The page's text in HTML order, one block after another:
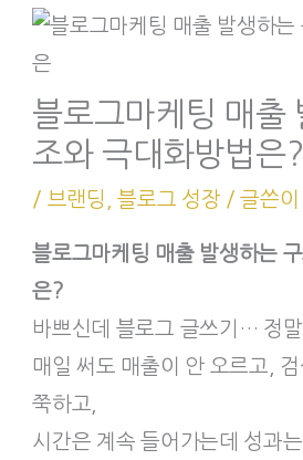
블로그마케팅 매출
조와 극대화방법은?
/ 브랜딩 ,블로그 성장 / 글쓴
블로그마케팅 매출 발생하는
은?
바쁘신데 블로그 글쓰기… 정말
매일 써도 매출이 안 오르고,
쭉하고,
시간은 계속 들어가는데 성과